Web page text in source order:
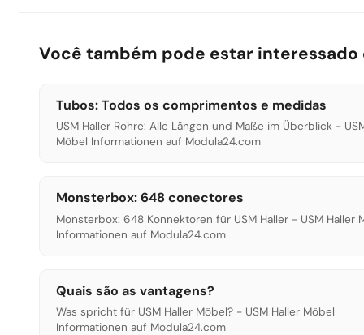
Você também pode estar interessado
Tubos: Todos os comprimentos e medidas
USM Haller Rohre: Alle Längen und Maße im Überblick -
Möbel Informationen auf Modula24.com
Monsterbox: 648 conectores
Monsterbox: 648 Konnektoren für USM Haller - USM Haller
Informationen auf Modula24.com
Quais são as vantagens?
Was spricht für USM Haller Möbel? - USM Haller Möbel
Informationen auf Modula24.com